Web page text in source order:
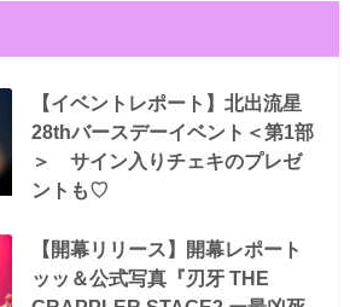
【イベントレポート】北出流星
28thバースデーイベント＜第1部
＞ サイン入りチェキのプレゼ
ントも♡
【開幕リリース】開幕レポート
ッッ＆公式写真『刃牙 THE